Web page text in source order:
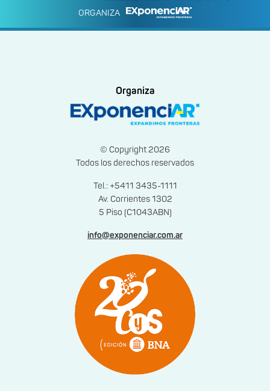
ORGANIZA
Organiza
© Copyright 2026
Todos los derechos reservados
Tel.: +5411 3435-1111
Av. Corrientes 1302
5 Piso (C1043ABN)
info@exponenciar.com.ar